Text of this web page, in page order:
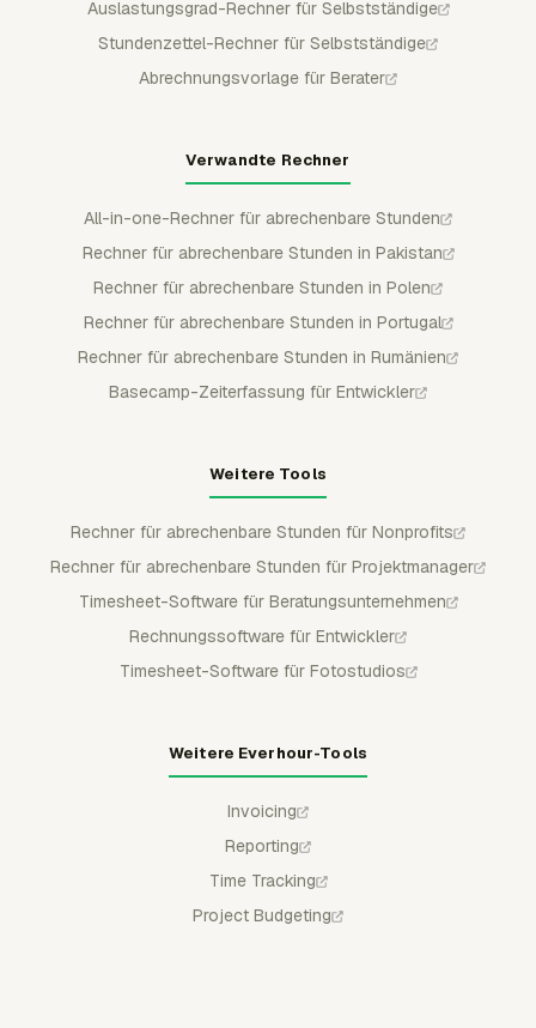
Auslastungsgrad-Rechner für Selbstständige
Stundenzettel-Rechner für Selbstständige
Abrechnungsvorlage für Berater
Verwandte Rechner
All-in-one-Rechner für abrechenbare Stunden
Rechner für abrechenbare Stunden in Pakistan
Rechner für abrechenbare Stunden in Polen
Rechner für abrechenbare Stunden in Portugal
Rechner für abrechenbare Stunden in Rumänien
Basecamp-Zeiterfassung für Entwickler
Weitere Tools
Rechner für abrechenbare Stunden für Nonprofits
Rechner für abrechenbare Stunden für Projektmanager
Timesheet-Software für Beratungsunternehmen
Rechnungssoftware für Entwickler
Timesheet-Software für Fotostudios
Weitere Everhour-Tools
Invoicing
Reporting
Time Tracking
Project Budgeting